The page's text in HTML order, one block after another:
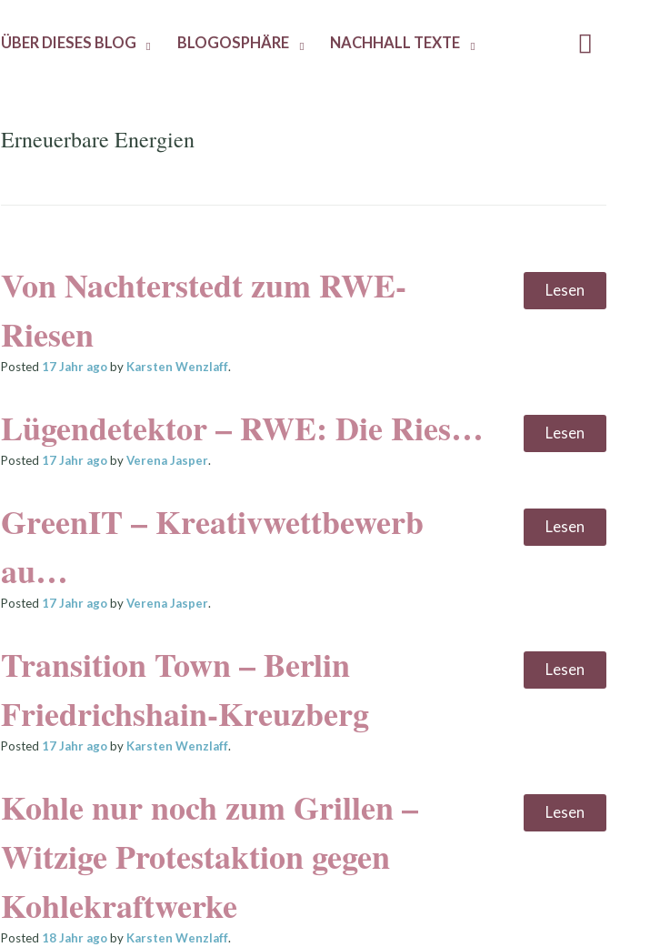
ÜBER DIESES BLOG BLOGOSPHÄRE NACHHALL TEXTE
Erneuerbare Energien
Von Nachterstedt zum RWE-
Riesen
Lesen
Posted 17 Jahragoby Karsten Wenzlaff.
Lügendetektor – RWE: Die Ries… Lesen
Posted 17 JahragobyVerena Jasper.
GreenIT – Kreativwettbewerb
au…
Lesen
Posted 17 JahragobyVerena Jasper.
Transition Town – Berlin
Friedrichshain-Kreuzberg
Lesen
Posted 17 Jahragoby Karsten Wenzlaff.
Kohle nur noch zum Grillen –
Witzige Protestaktion gegen
Kohlekraftwerke
Lesen
Posted 18 Jahragoby Karsten Wenzlaff.